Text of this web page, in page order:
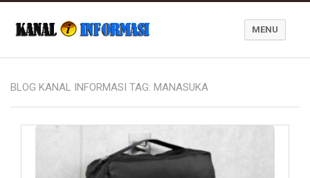
MENU
BLOG KANAL INFORMASI TAG: MANASUKA